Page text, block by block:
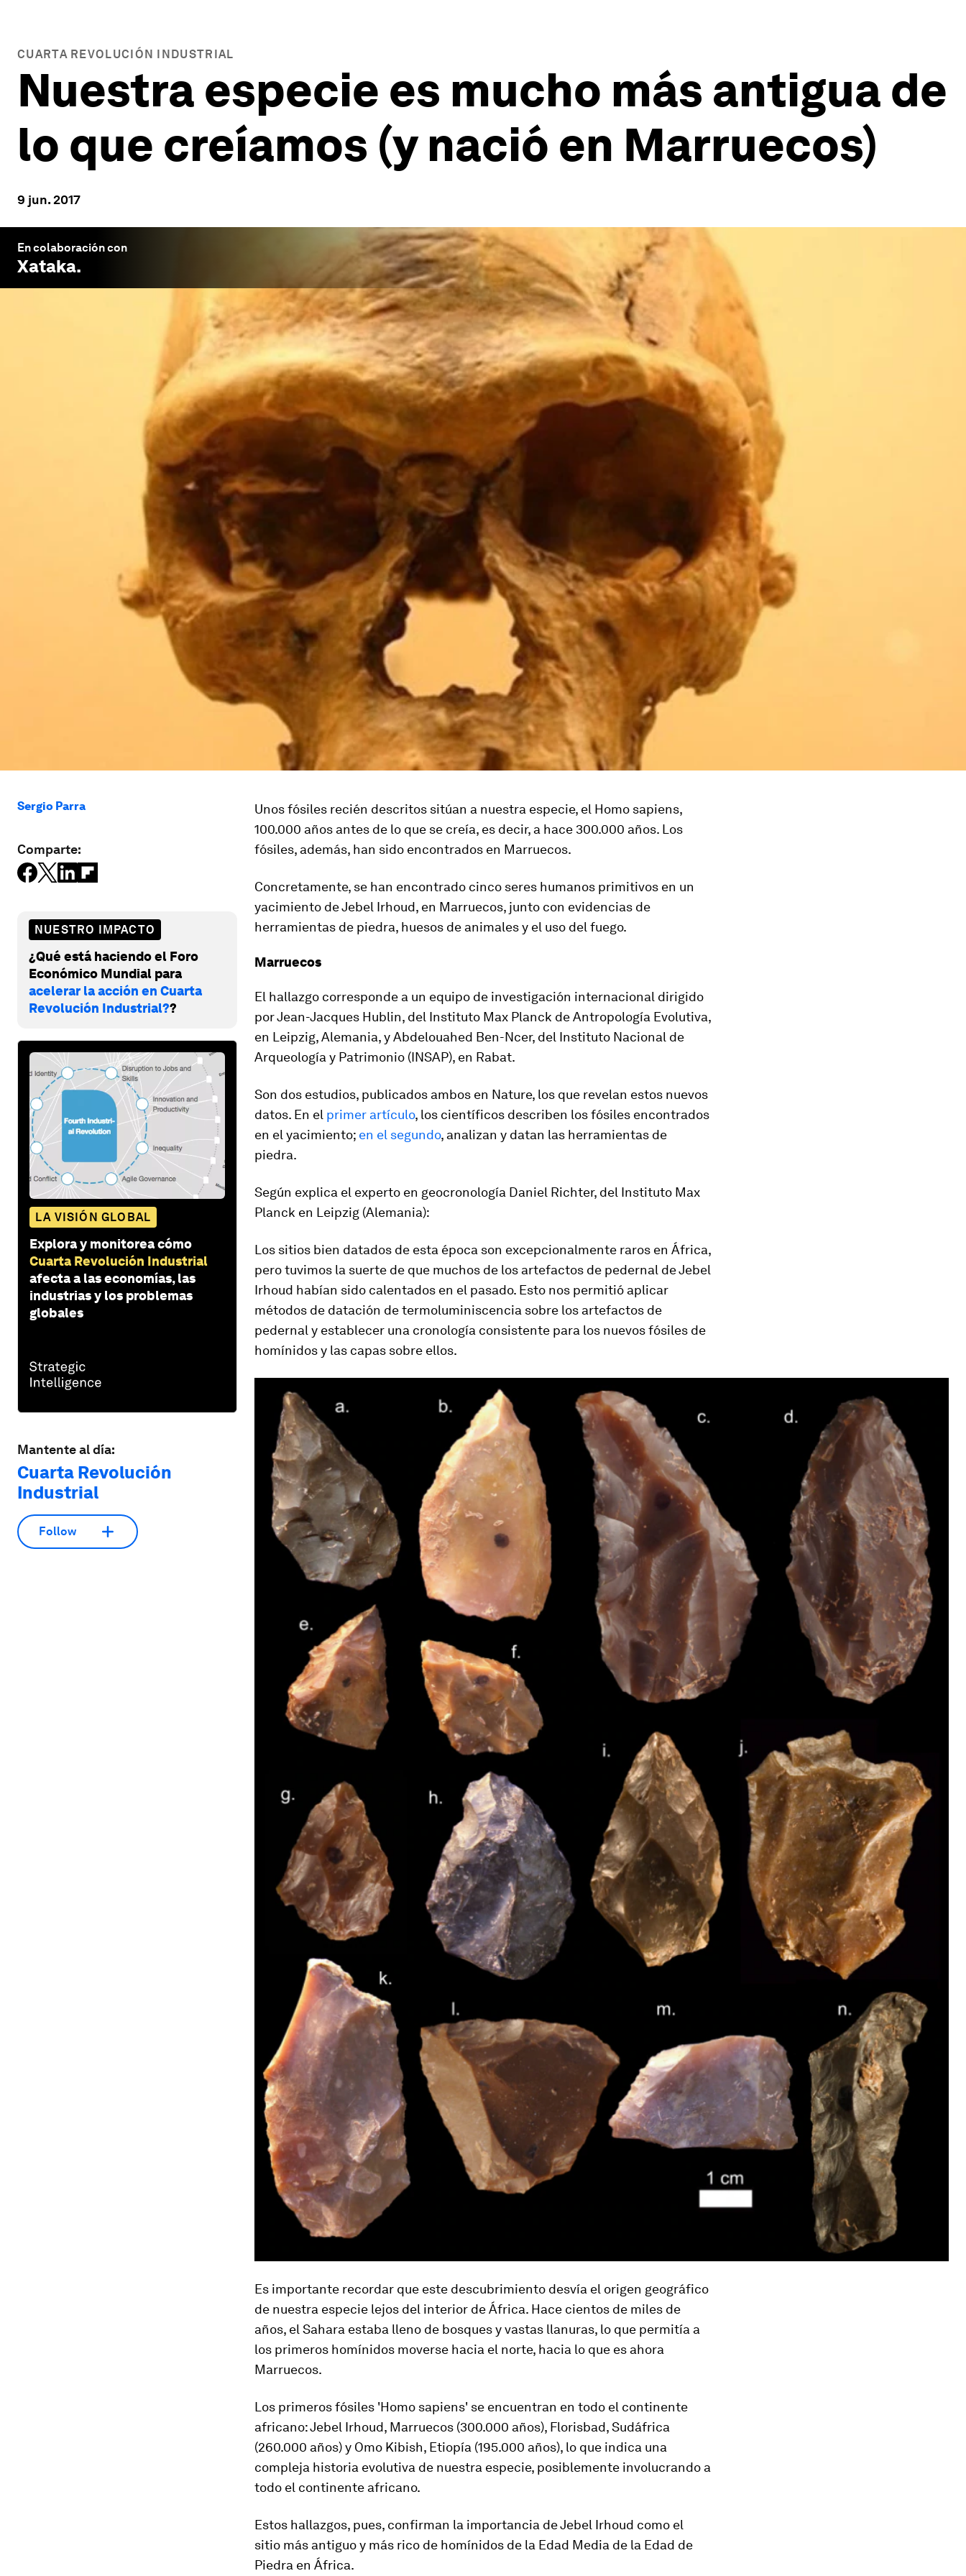
CUARTA REVOLUCIÓN INDUSTRIAL
Nuestra especie es mucho más antigua de
lo que creíamos (y nació en Marruecos)
9 jun. 2017
En colaboración con
Xataka.
Sergio Parra
Comparte:
NUESTRO IMPACTO
¿Qué está haciendo el Foro
Económico Mundial para
acelerar la acción en Cuarta
Revolución Industrial??
LA VISIÓN GLOBAL
Explora y monitorea cómo
Cuarta Revolución Industrial
afecta a las economías, las
industrias y los problemas
globales
Mantente al día:
Cuarta Revolución
Industrial
Follow
Unos fósiles recién descritos sitúan a nuestra especie, el Homo sapiens,
100.000 años antes de lo que se creía, es decir, a hace 300.000 años. Los
fósiles, además, han sido encontrados en Marruecos.
Concretamente, se han encontrado cinco seres humanos primitivos en un
yacimiento de Jebel Irhoud, en Marruecos, junto con evidencias de
herramientas de piedra, huesos de animales y el uso del fuego.
Marruecos
El hallazgo corresponde a un equipo de investigación internacional dirigido
por Jean-Jacques Hublin, del Instituto Max Planck de Antropología Evolutiva,
en Leipzig, Alemania, y Abdelouahed Ben-Ncer, del Instituto Nacional de
Arqueología y Patrimonio (INSAP), en Rabat.
Son dos estudios, publicados ambos en Nature, los que revelan estos nuevos
datos. En el primer artículo, los científicos describen los fósiles encontrados
en el yacimiento; en el segundo, analizan y datan las herramientas de
piedra.
Según explica el experto en geocronología Daniel Richter, del Instituto Max
Planck en Leipzig (Alemania):
Los sitios bien datados de esta época son excepcionalmente raros en África,
pero tuvimos la suerte de que muchos de los artefactos de pedernal de Jebel
Irhoud habían sido calentados en el pasado. Esto nos permitió aplicar
métodos de datación de termoluminiscencia sobre los artefactos de
pedernal y establecer una cronología consistente para los nuevos fósiles de
homínidos y las capas sobre ellos.
Es importante recordar que este descubrimiento desvía el origen geográfico
de nuestra especie lejos del interior de África. Hace cientos de miles de
años, el Sahara estaba lleno de bosques y vastas llanuras, lo que permitía a
los primeros homínidos moverse hacia el norte, hacia lo que es ahora
Marruecos.
Los primeros fósiles 'Homo sapiens' se encuentran en todo el continente
africano: Jebel Irhoud, Marruecos (300.000 años), Florisbad, Sudáfrica
(260.000 años) y Omo Kibish, Etiopía (195.000 años), lo que indica una
compleja historia evolutiva de nuestra especie, posiblemente involucrando a
todo el continente africano.
Estos hallazgos, pues, confirman la importancia de Jebel Irhoud como el
sitio más antiguo y más rico de homínidos de la Edad Media de la Edad de
Piedra en África.